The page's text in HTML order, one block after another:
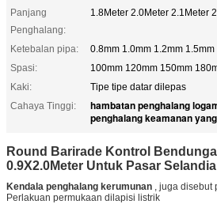
Panjang
Penghalang:
1.8Meter 2.0Meter 2.1Meter
Ketebalan pipa:
0.8mm 1.0mm 1.2mm 1.5mm
Spasi:
100mm 120mm 150mm
Kaki:
Tipe tipe datar dilepas
Cahaya Tinggi:
hambatan penghalang
penghalang keamanan
Round Barirade Kontrol
0.9X2.0Meter Untuk Pasar
Kendala penghalang kerumunan , juga disebut
Perlakuan permukaan dilapisi listrik